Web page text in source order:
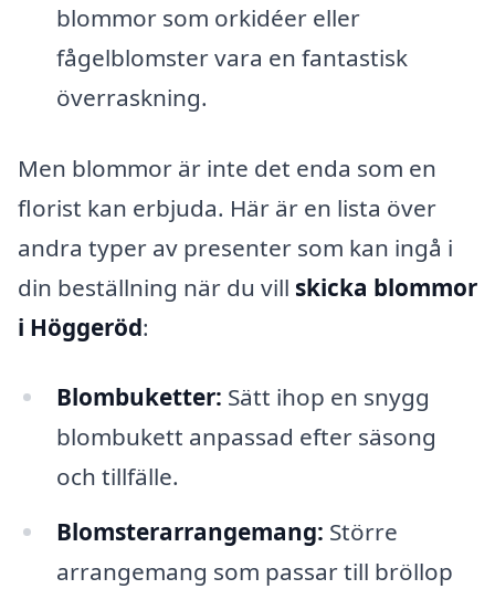
blommor som orkidéer eller
fågelblomster vara en fantastisk
överraskning.
Men blommor är inte det enda som en
florist kan erbjuda. Här är en lista över
andra typer av presenter som kan ingå i
din beställning när du vill skicka blommor
i Höggeröd:
Blombuketter: Sätt ihop en snygg
blombukett anpassad efter säsong
och tillfälle.
Blomsterarrangemang: Större
arrangemang som passar till bröllop